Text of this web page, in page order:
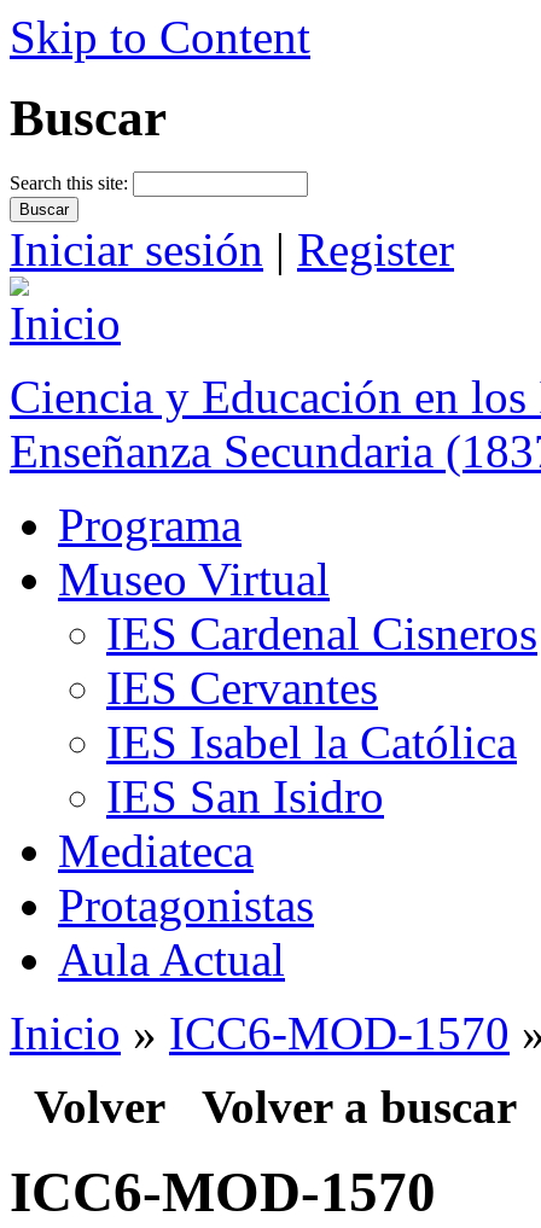
Skip to Content
Buscar
Search this site:
Iniciar sesión | Register
Ciencia y Educación en
Enseñanza Secundaria
Programa
Museo Virtual
IES Cardenal Cisneros
IES Cervantes
IES Isabel la Católica
IES San Isidro
Mediateca
Protagonistas
Aula Actual
Inicio » ICC6-MOD-1570
Volver Volver a buscar
ICC6-MOD-1570